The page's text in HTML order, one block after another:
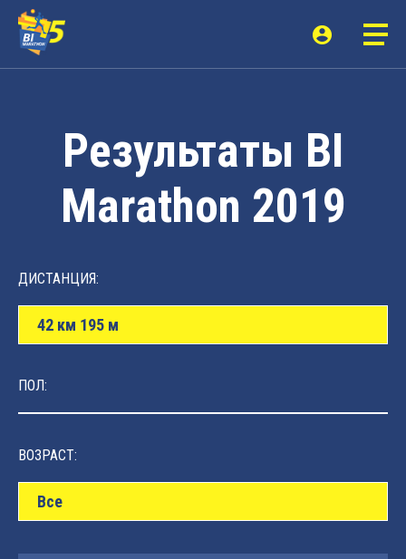
Результаты BI
Marathon 2019
ДИСТАНЦИЯ:
42 км 195 м
ПОЛ:
ВОЗРАСТ:
Все